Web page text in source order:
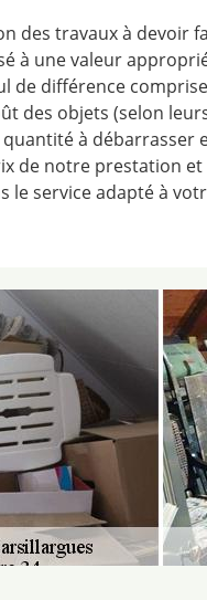
des travaux à devoir
à une valeur
de différence
des objets (selon
à débarrasser
de notre prestation
le service adapté à